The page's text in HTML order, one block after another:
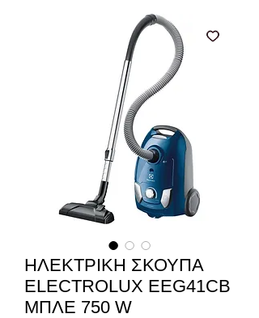
ΗΛΕΚΤΡΙΚΗ ΣΚΟΥΠΑ
ELECTROLUX EEG41CB
ΜΠΛΕ 750 W